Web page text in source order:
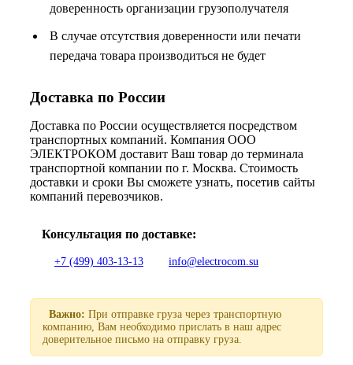
доверенность организации грузополучателя
В случае отсутствия доверенности или печати
передача товара производиться не будет
Доставка по России
Доставка по России осуществляется посредством
транспортных компаний. Компания ООО
ЭЛЕКТРОКОМ доставит Ваш товар до терминала
транспортной компании по г. Москва. Стоимость
доставки и сроки Вы сможете узнать, посетив сайты
компаний перевозчиков.
Консультация по доставке:
+7 (499) 403-13-13 info@electrocom.su
Важно: При отправке груза через транспортную
компанию, Вам необходимо прислать в наш адрес
доверительное письмо на отправку груза.